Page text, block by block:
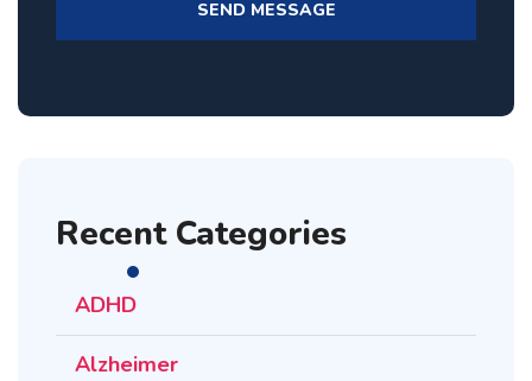
Recent Categories
ADHD
Alzheimer